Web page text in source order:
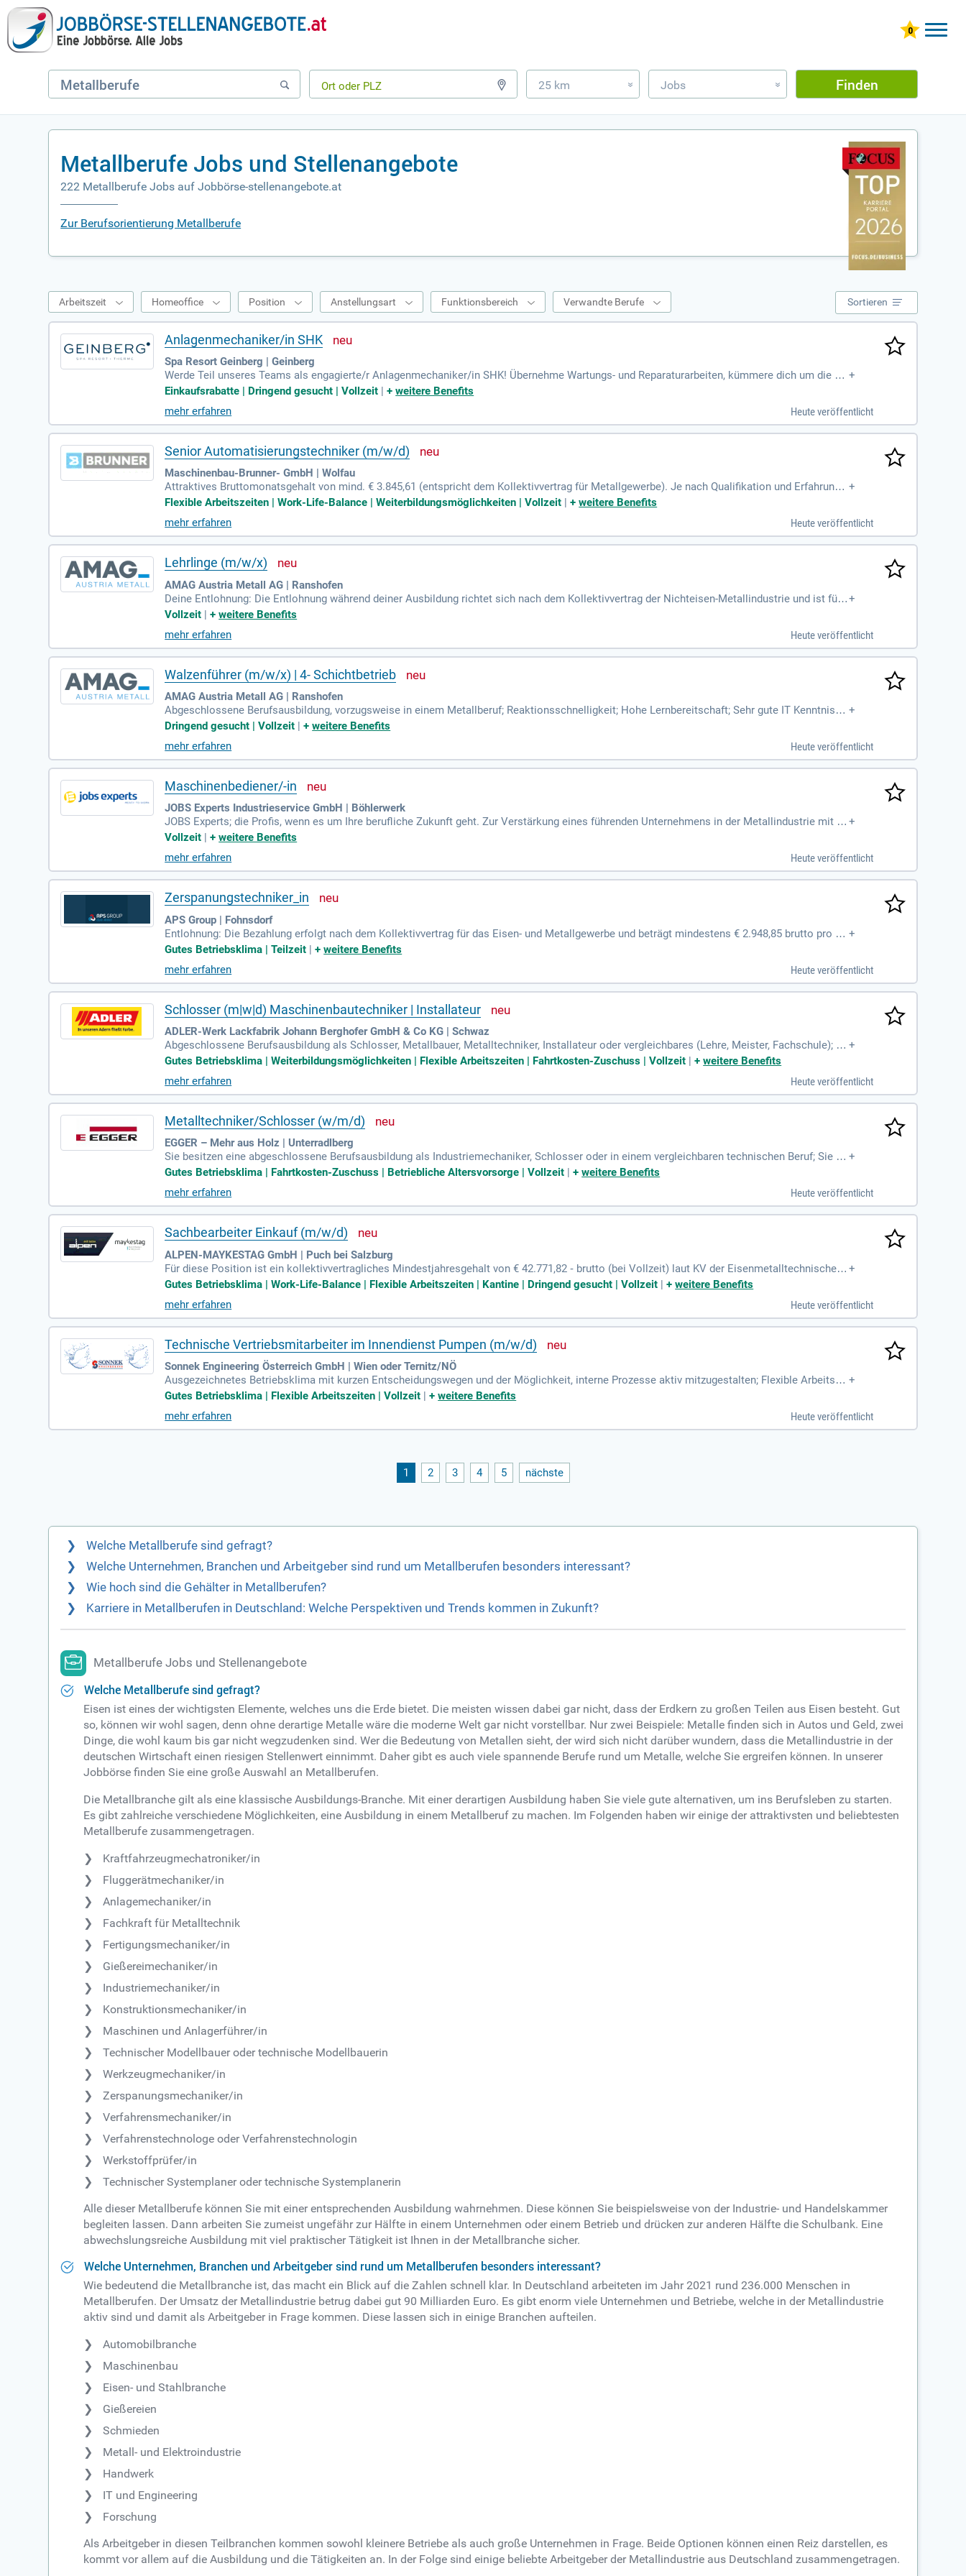
25 km » Jobs » Finden
Metallberufe Jobs und Stellenangebote
222 Metallberufe Jobs auf Jobbörse-stellenangebote.at
Zur Berufsorientierung Metallberufe
Arbeitszeit Homeoffice Position Anstellungsart Funktionsbereich Verwandte Berufe Sortieren
Anlagenmechaniker/in SHK
Spa Resort Geinberg | Geinberg
Werde Teil unseres Teams als engagierte/r Anlagenmechaniker/in SHK! Übernehme Wartungs- und Reparaturarbeiten, kümmere dich um die Ba
dewassertechnik und überwache geothermische Anlagen. Bei uns erwartet dich ein spannendes und vielseitiges Aufgabengebiet!
+
Einkaufsrabatte | Dringend gesucht | Vollzeit |+weitere Benefits
mehr erfahren
Heute veröffentlicht
Senior Automatisierungstechniker (m/w/d)
Maschinenbau-Brunner- GmbH | Wolfau
Attraktives Bruttomonatsgehalt von mind. € 3.845,61 (entspricht dem Kollektivvertrag für Metallgewerbe). Je nach Qualifikation und Erfahrung i
st eine Überzahlung möglich.
+
Flexible Arbeitszeiten | Work-Life-Balance | Weiterbildungsmöglichkeiten | Vollzeit |+weitere Benefits
mehr erfahren
Heute veröffentlicht
Lehrlinge (m/w/x)
AMAG Austria Metall AG | Ranshofen
Deine Entlohnung: Die Entlohnung während deiner Ausbildung richtet sich nach dem Kollektivvertrag der Nichteisen-Metallindustrie und ist für
alle unsere Lehrberufe gleich. Die Vergütung (Brutto, pro Monat) variiert je nach Lehrjahr. 1.
+
Vollzeit |+weitere Benefits
mehr erfahren
Heute veröffentlicht
Walzenführer (m/w/x) | 4- Schichtbetrieb
AMAG Austria Metall AG | Ranshofen
Abgeschlossene Berufsausbildung, vorzugsweise in einem Metallberuf; Reaktionsschnelligkeit; Hohe Lernbereitschaft; Sehr gute IT Kenntniss
e; Ausgeprägtes Qualitäts- und Verantwortungsbewusstsein; Stapler- und Kranschein oder die Bereitschaft diese abzulegen
+
Dringend gesucht | Vollzeit |+weitere Benefits
mehr erfahren
Heute veröffentlicht
Maschinenbediener/-in
JOBS Experts Industrieservice GmbH | Böhlerwerk
JOBS Experts; die Profis, wenn es um Ihre berufliche Zukunft geht. Zur Verstärkung eines führenden Unternehmens in der Metallindustrie mit Si
tz in Böhlerwerk suchen wir DICH als Maschinenbediener/-in zum ehestmöglichen Eintritt.
+
Vollzeit |+weitere Benefits
mehr erfahren
Heute veröffentlicht
Zerspanungstechniker_in
APS Group | Fohnsdorf
Entlohnung: Die Bezahlung erfolgt nach dem Kollektivvertrag für das Eisen- und Metallgewerbe und beträgt mindestens € 2.948,85 brutto pro M
onat (Vollzeit 38,5 Std./Woche); Haben wir dein Interesse geweckt?
+
Gutes Betriebsklima | Teilzeit |+weitere Benefits
mehr erfahren
Heute veröffentlicht
Schlosser (m|w|d) Maschinenbautechniker | Installateur
ADLER-Werk Lackfabrik Johann Berghofer GmbH & Co KG | Schwaz
Abgeschlossene Berufsausbildung als Schlosser, Metallbauer, Metalltechniker, Installateur oder vergleichbares (Lehre, Meister, Fachschule); Be
rufserfahrung in einem Metallberuf vorzugsweise im Bereich von Industrieanlagen; Erfahrung im Umgang mit verschiedenen
+
Gutes Betriebsklima | Weiterbildungsmöglichkeiten | Flexible Arbeitszeiten | Fahrtkosten-Zuschuss | Vollzeit |+weitere Benefits
mehr erfahren
Heute veröffentlicht
Metalltechniker/Schlosser (w/m/d)
EGGER – Mehr aus Holz | Unterradlberg
Sie besitzen eine abgeschlossene Berufsausbildung als Industriemechaniker, Schlosser oder in einem vergleichbaren technischen Beruf; Sie bri
ngen mindestens fünf Jahre Berufserfahrung, idealerweise in der Instandhaltung von Produktionsanlagen oder im Anlagenbau
+
Gutes Betriebsklima | Fahrtkosten-Zuschuss | Betriebliche Altersvorsorge | Vollzeit |+weitere Benefits
mehr erfahren
Heute veröffentlicht
Sachbearbeiter Einkauf (m/w/d)
ALPEN-MAYKESTAG GmbH | Puch bei Salzburg
Für diese Position ist ein kollektivvertragliches Mindestjahresgehalt von € 42.771,82 ‐ brutto (bei Vollzeit) laut KV der Eisenmetalltechnischen I
ndustrie vorgesehen, das tatsächliche Gehaltspaket berücksichtigt zusätzlich Berufserfahrung und Qualifikation
+
Gutes Betriebsklima | Work-Life-Balance | Flexible Arbeitszeiten | Kantine | Dringend gesucht | Vollzeit |+weitere Benefits
mehr erfahren
Heute veröffentlicht
Technische Vertriebsmitarbeiter im Innendienst Pumpen (m/w/d)
Sonnek Engineering Österreich GmbH | Wien oder Ternitz/NÖ
Ausgezeichnetes Betriebsklima mit kurzen Entscheidungswegen und der Möglichkeit, interne Prozesse aktiv mitzugestalten; Flexible Arbeitsze
iten, moderne Infrastruktur sowie eine attraktive Vergütung (für diese Position ist gemäß Kollektivvertrag für das eisen- und metallverarbeitend
+
Gutes Betriebsklima | Flexible Arbeitszeiten | Vollzeit |+weitere Benefits
mehr erfahren
Heute veröffentlicht
1 2 3 4 5 nächste
Welche Metallberufe sind gefragt?
Welche Unternehmen, Branchen und Arbeitgeber sind rund um Metallberufen besonders interessant?
Wie hoch sind die Gehälter in Metallberufen?
Karriere in Metallberufen in Deutschland: Welche Perspektiven und Trends kommen in Zukunft?
Metallberufe Jobs und Stellenangebote
Welche Metallberufe sind gefragt?
Eisen ist eines der wichtigsten Elemente, welches uns die Erde bietet. Die meisten wissen dabei gar nicht, dass der Erdkern zu großen Teilen aus Eisen besteht. Gut
so, können wir wohl sagen, denn ohne derartige Metalle wäre die moderne Welt gar nicht vorstellbar. Nur zwei Beispiele: Metalle finden sich in Autos und Geld, zwei
Dinge, die wohl kaum bis gar nicht wegzudenken sind. Wer die Bedeutung von Metallen sieht, der wird sich nicht darüber wundern, dass die Metallindustrie in der
deutschen Wirtschaft einen riesigen Stellenwert einnimmt. Daher gibt es auch viele spannende Berufe rund um Metalle, welche Sie ergreifen können. In unserer
Jobbörse finden Sie eine große Auswahl an Metallberufen.
Die Metallbranche gilt als eine klassische Ausbildungs-Branche. Mit einer derartigen Ausbildung haben Sie viele gute alternativen, um ins Berufsleben zu starten.
Es gibt zahlreiche verschiedene Möglichkeiten, eine Ausbildung in einem Metallberuf zu machen. Im Folgenden haben wir einige der attraktivsten und beliebtesten
Metallberufe zusammengetragen.
Kraftfahrzeugmechatroniker/in
Fluggerätmechaniker/in
Anlagemechaniker/in
Fachkraft für Metalltechnik
Fertigungsmechaniker/in
Gießereimechaniker/in
Industriemechaniker/in
Konstruktionsmechaniker/in
Maschinen und Anlagerführer/in
Technischer Modellbauer oder technische Modellbauerin
Werkzeugmechaniker/in
Zerspanungsmechaniker/in
Verfahrensmechaniker/in
Verfahrenstechnologe oder Verfahrenstechnologin
Werkstoffprüfer/in
Technischer Systemplaner oder technische Systemplanerin
Alle dieser Metallberufe können Sie mit einer entsprechenden Ausbildung wahrnehmen. Diese können Sie beispielsweise von der Industrie- und Handelskammer
begleiten lassen. Dann arbeiten Sie zumeist ungefähr zur Hälfte in einem Unternehmen oder einem Betrieb und drücken zur anderen Hälfte die Schulbank. Eine
abwechslungsreiche Ausbildung mit viel praktischer Tätigkeit ist Ihnen in der Metallbranche sicher.
Welche Unternehmen, Branchen und Arbeitgeber sind rund um Metallberufen besonders interessant?
Wie bedeutend die Metallbranche ist, das macht ein Blick auf die Zahlen schnell klar. In Deutschland arbeiteten im Jahr 2021 rund 236.000 Menschen in
Metallberufen. Der Umsatz der Metallindustrie betrug dabei gut 90 Milliarden Euro. Es gibt enorm viele Unternehmen und Betriebe, welche in der Metallindustrie
aktiv sind und damit als Arbeitgeber in Frage kommen. Diese lassen sich in einige Branchen aufteilen.
Automobilbranche
Maschinenbau
Eisen- und Stahlbranche
Gießereien
Schmieden
Metall- und Elektroindustrie
Handwerk
IT und Engineering
Forschung
Als Arbeitgeber in diesen Teilbranchen kommen sowohl kleinere Betriebe als auch große Unternehmen in Frage. Beide Optionen können einen Reiz darstellen, es
kommt vor allem auf die Ausbildung und die Tätigkeiten an. In der Folge sind einige beliebte Arbeitgeber der Metallindustrie aus Deutschland zusammengetragen.